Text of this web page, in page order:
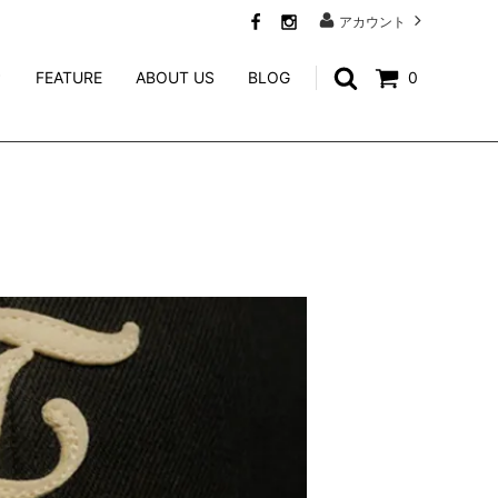
アカウント
0
GENERAL ADMISSION
TACORIDE
FEATURE ABOUT US BLOG